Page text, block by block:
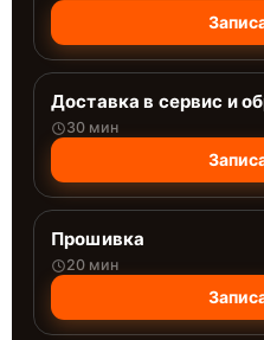
Доставка в сервис и
30 мин
Прошивка
20 мин